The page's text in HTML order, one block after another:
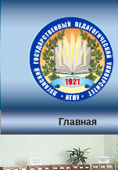
Главная